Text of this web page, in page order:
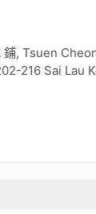
鋪, Tsuen
216 Sai Lau